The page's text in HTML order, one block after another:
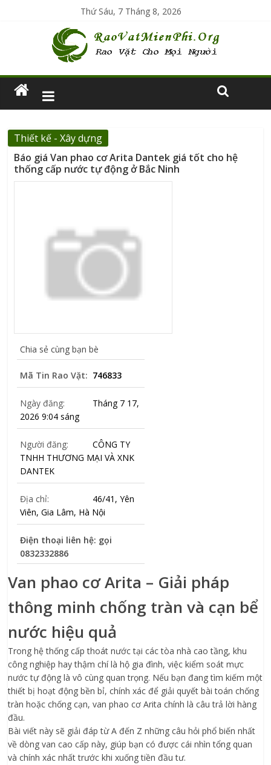
Thứ Sáu, 7 Tháng 8, 2026
Thiết kế - Xây dựng
Báo giá Van phao cơ Arita Dantek giá tốt cho hệ
thống cấp nước tự động ở Bắc Ninh
Chia sẻ cùng bạn bè
Mã Tin Rao Vặt: 746833
Ngày đăng:
Tháng 7 17,
2026 9:04 sáng
Người đăng:
CÔNG TY
TNHH THƯƠNG MẠI VÀ XNK
DANTEK
Địa chỉ:
46/41, Yên
Viên, Gia Lâm, Hà Nội
Điện thoại liên hệ: gọi
0832332886
Van phao cơ Arita – Giải pháp
thông minh chống tràn và cạn bể
nước hiệu quả
Trong hệ thống cấp thoát nước tại các tòa nhà cao tầng, khu
công nghiệp hay thậm chí là hộ gia đình, việc kiểm soát mực
nước tự động là vô cùng quan trọng. Nếu bạn đang tìm kiếm một
thiết bị hoạt động bền bỉ, chính xác để giải quyết bài toán chống
tràn hoặc chống cạn, van phao cơ Arita chính là câu trả lời hàng
đầu.
Bài viết này sẽ giải đáp từ A đến Z những câu hỏi phổ biến nhất
về dòng van cao cấp này, giúp bạn có được cái nhìn tổng quan
và chính xác nhất trước khi xuống tiền đầu tư.